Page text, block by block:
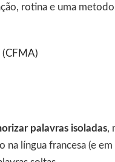
rotina e uma
(CFMA)
palavras isoladas,
na língua francesa (e